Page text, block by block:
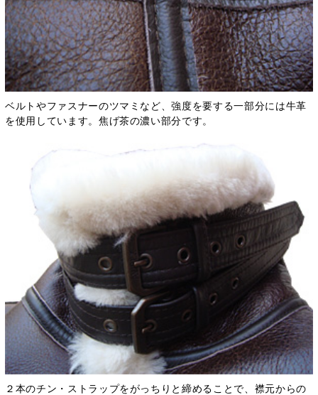
ベルトやファスナーのツマミなど、強度を要する一部分には牛革
を使用しています。焦げ茶の濃い部分です。
２本のチン・ストラップをがっちりと締めることで、襟元からの